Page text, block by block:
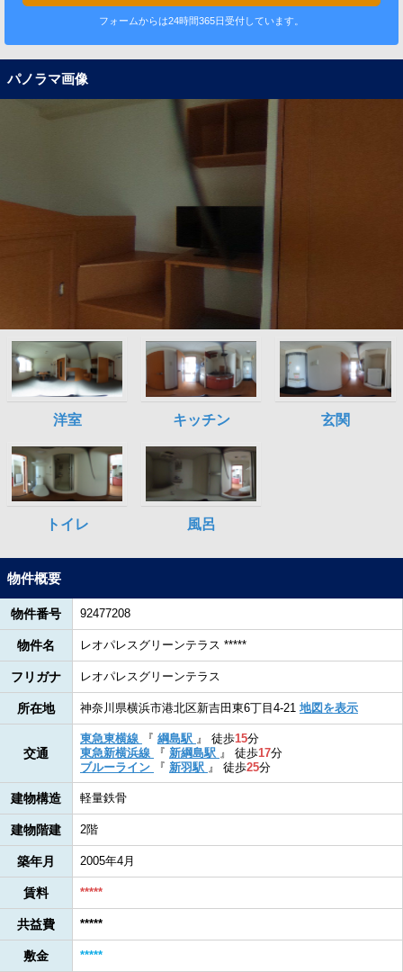
フォームからは24時間365日受付しています。
パノラマ画像
物件概要
物件番号 92477208
物件名 レオパレスグリーンテラス *****
フリガナ レオパレスグリーンテラス
所在地 神奈川県横浜市港北区新吉田東6丁目4-21 地図を表示
交通
東急東横線 『 綱島駅 』 徒歩15分
東急新横浜線
『 新綱島駅 』 徒歩17分
ブルーライン
『 新羽駅 』 徒歩25分
建物構造 軽量鉄骨
建物階建 2階
築年月 2005年4月
賃料 *****
共益費 *****
敷金 *****